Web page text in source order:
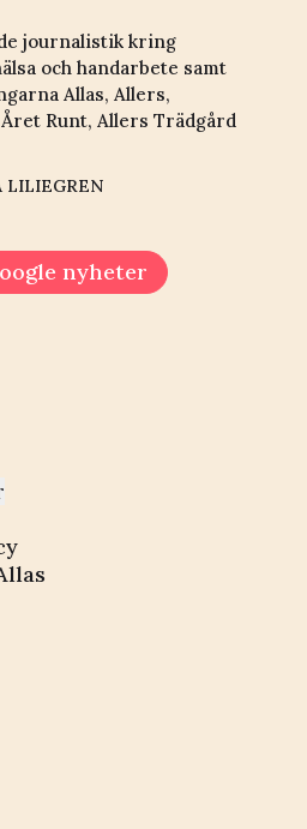
journalistik kring
och handarbete samt
Allas, Allers,
Runt, Allers Trädgård
LILIEGREN
nyheter